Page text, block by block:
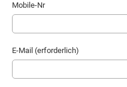
Mobile-Nr
E-Mail (erforderlich)